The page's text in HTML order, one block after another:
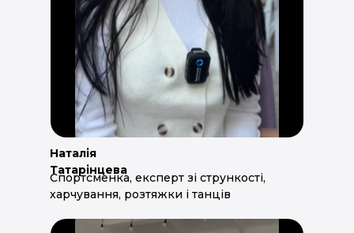
Наталія
Татарінцева
Спортсменка, експерт зі стрункості,
харчування, розтяжки і танців